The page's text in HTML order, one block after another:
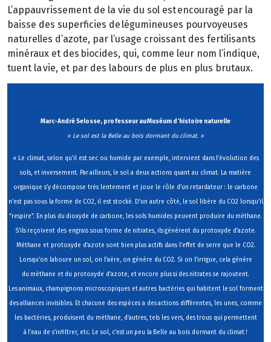
L’appauvrissement de la vie du sol est encouragé par la
baisse des superficies de légumineuses pourvoyeuses
naturelles d’azote, par l’usage croissant des fertilisants
minéraux et des biocides, qui, comme leur nom l’indique,
tuent la vie, et par des labours de plus en plus brutaux.
Marc-André Selosse, professeur au Muséum d’histoire naturelle
« Le sol est la Belle au bois dormant du climat. »
« Le climat, selon qu’il est sec ou humide par exemple, intervient dans l’évolution des
sols, et inversement. Par ailleurs, le sol a deux actions quant au climat. La matière
organique s’y décompose très lentement et joue le rôle d’un retardateur : le carbone
n’est pas sous la forme de CO2, il est stocké. D’un autre côté, le sol libère du CO2 lorsqu’il
“respire”. En plus du dioxyde de carbone, les sols humides peuvent produire du méthane.
S’ils reçoivent des engrais sous forme de nitrates, ils génèrent du protoxyde d’azote.
Méthane et protoxyde d’azote sont bien plus actifs dans l’effet de serre que le CO2.
Lorsqu’on laboure un sol, on l’aère, on génère du CO2. Si on l’irrigue, cela génère
du méthane et du protoxyde d’azote, et encore plus si des nitrates se rajoutent.
Les animaux, champignons microscopiques et autres bactéries qui habitent le sol forment
des alliances invisibles. Et chacune des espèces a des actions différentes, les unes, comme
les bactéries, produisent du méthane, d’autres, tels les vers, des trous qui permettent
à l’eau de s’infiltrer, etc. Le sol, c’est un peu la Belle au bois dormant du climat !